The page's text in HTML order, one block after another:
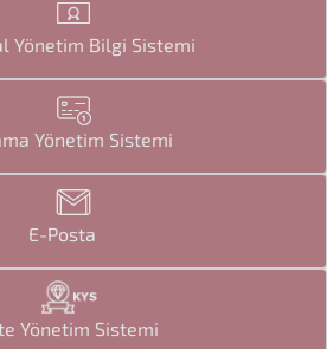
Yönetim Bilgi Sistemi
Yönetim Sistemi
E-Posta
Yönetim Sistemi